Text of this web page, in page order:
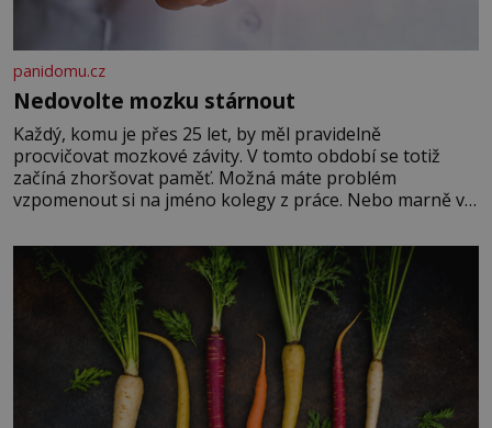
panidomu.cz
Nedovolte mozku stárnout
Každý, komu je přes 25 let, by měl pravidelně
procvičovat mozkové závity. V tomto období se totiž
začíná zhoršovat paměť. Možná máte problém
vzpomenout si na jméno kolegy z práce. Nebo marně v
Je to opravdu tak, s věkem jako kdyby se paměť
rozhodla stávkovat. Cvičte